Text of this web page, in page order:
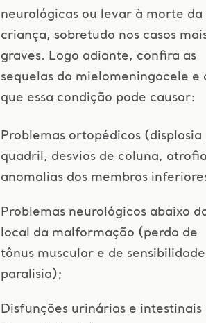
neurológicas ou levar à morte da
criança, sobretudo nos casos
graves. Logo adiante, confira as
sequelas da mielomeningocele e
que essa condição pode causar:
Problemas ortopédicos (displasia
quadril, desvios de coluna,
anomalias dos membros
Problemas neurológicos abaixo
local da malformação (perda de
tônus muscular e de
paralisia);
Disfunções urinárias e intestinais